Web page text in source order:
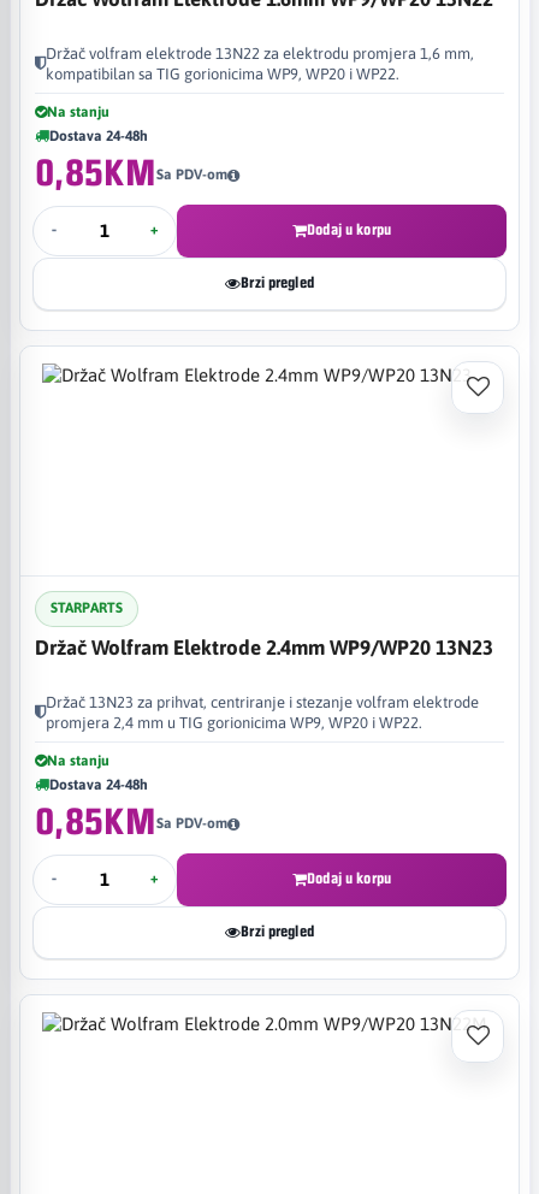
Držač volfram elektrode 13N22 za elektrodu promjera 1,6 mm,
kompatibilan sa TIG gorionicima WP9, WP20 i WP22.
Na stanju
Dostava 24-48h
0,85KMSa PDV-om
- + Dodaj u korpu
Brzi pregled
STARPARTS
Držač Wolfram Elektrode 2.4mm WP9/WP20 13N23
Držač 13N23 za prihvat, centriranje i stezanje volfram elektrode
promjera 2,4 mm u TIG gorionicima WP9, WP20 i WP22.
Na stanju
Dostava 24-48h
0,85KMSa PDV-om
- + Dodaj u korpu
Brzi pregled